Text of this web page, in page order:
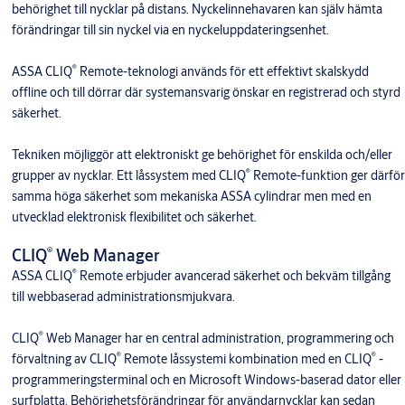
förpackningar: 000
behörighet till nycklar på distans. Nyckelinnehavaren kan själv hämta
förändringar till sin nyckel via en nyckeluppdateringsenhet.
ASSA CLIQ®Remote-teknologi används för ett effektivt skalskydd
offline och till dörrar där systemansvarig önskar en registrerad och styrd
säkerhet.
Tekniken möjliggör att elektroniskt ge behörighet för enskilda och/eller
grupper av nycklar. Ett låssystem med CLIQ®Remote-funktion ger därför
samma höga säkerhet som mekaniska ASSA cylindrar men med en
utvecklad elektronisk flexibilitet och säkerhet.
CLIQ®Web Manager
ASSA CLIQ®Remote erbjuder avancerad säkerhet och bekväm tillgång
till webbaserad administrationsmjukvara.
CLIQ®Web Manager har en central administration, programmering och
förvaltning av CLIQ®Remote låssystemi kombination med en CLIQ®-
programmeringsterminal och en Microsoft Windows-baserad dator eller
surfplatta. Behörighetsförändringar för användarnycklar kan sedan